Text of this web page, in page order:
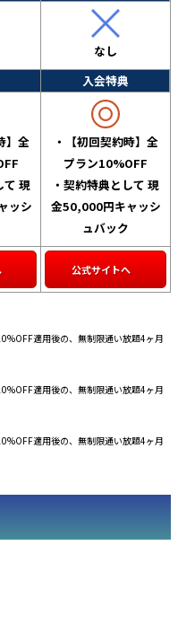
なし
入会特典
】全
て 現
ッシ
・【初回契約時】全
プラン10%OFF
・契約特典として 現
金50,000円キャッシ
ュバック
公式サイトへ
適用後の、無制限通い放題4ヶ月
適用後の、無制限通い放題4ヶ月
適用後の、無制限通い放題4ヶ月